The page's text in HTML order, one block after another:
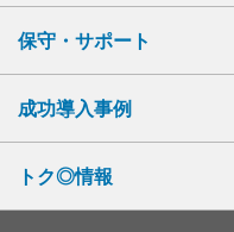
保守・サポート
成功導入事例
トク◎情報